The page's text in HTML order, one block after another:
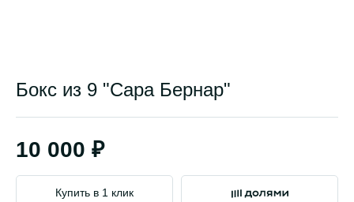
Бокс из 9 "Сара Бернар"
10 000 ₽
Купить в 1 клик